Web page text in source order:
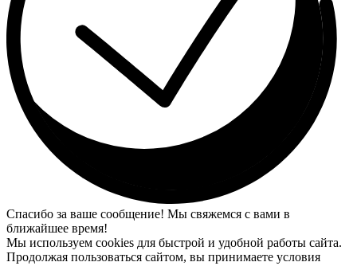
Спасибо за ваше сообщение! Мы свяжемся с вами в
ближайшее время!
Мы используем cookies для быстрой и удобной работы сайта.
Продолжая пользоваться сайтом, вы принимаете условия